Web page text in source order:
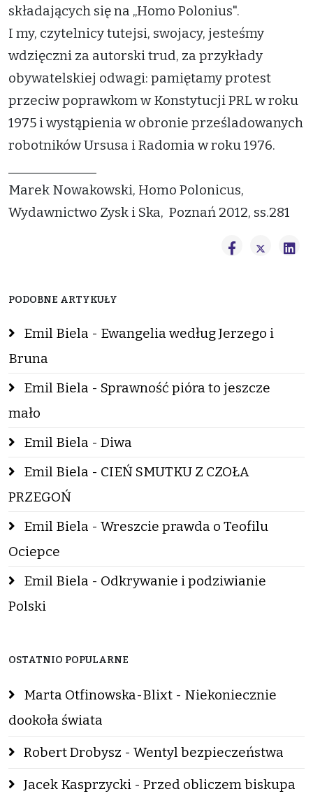
składających się na „Homo Polonius".
I my, czytelnicy tutejsi, swojacy, jesteśmy
wdzięczni za autorski trud, za przykłady
obywatelskiej odwagi: pamiętamy protest
przeciw poprawkom w Konstytucji PRL w roku
1975 i wystąpienia w obronie prześladowanych
robotników Ursusa i Radomia w roku 1976.
Marek Nowakowski, Homo Polonicus,
Wydawnictwo Zysk i Ska, Poznań 2012, ss.281
PODOBNE ARTYKUŁY
Emil Biela - Ewangelia według Jerzego i
Bruna
Emil Biela - Sprawność pióra to jeszcze
mało
Emil Biela - Diwa
Emil Biela - CIEŃ SMUTKU Z CZOŁA
PRZEGOŃ
Emil Biela - Wreszcie prawda o Teofilu
Ociepce
Emil Biela - Odkrywanie i podziwianie
Polski
OSTATNIO POPULARNE
Marta Otfinowska-Blixt - Niekoniecznie
dookoła świata
Robert Drobysz - Wentyl bezpieczeństwa
Jacek Kasprzycki - Przed obliczem biskupa